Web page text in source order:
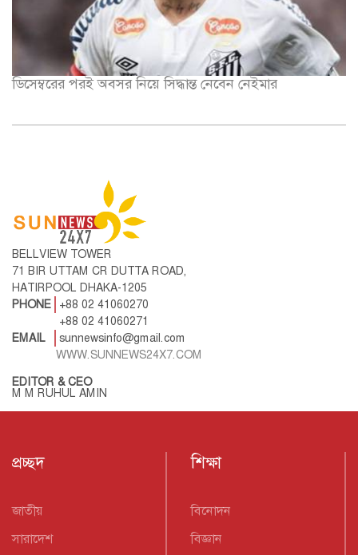
ডিসেম্বরের পরই অবসর নিয়ে সিদ্ধান্ত নেবেন নেইমার
BELLVIEW TOWER
71 BIR UTTAM CR DUTTA ROAD,
HATIRPOOL DHAKA-1205
PHONE
+88 02 41060270
+88 02 41060271
EMAIL
sunnewsinfo@gmail.com
WWW.SUNNEWS24X7.COM
EDITOR & CEO
M M RUHUL AMIN
প্রচ্ছদ
জাতীয়
সারাদেশ
শিক্ষা
বিনোদন
বিজ্ঞান